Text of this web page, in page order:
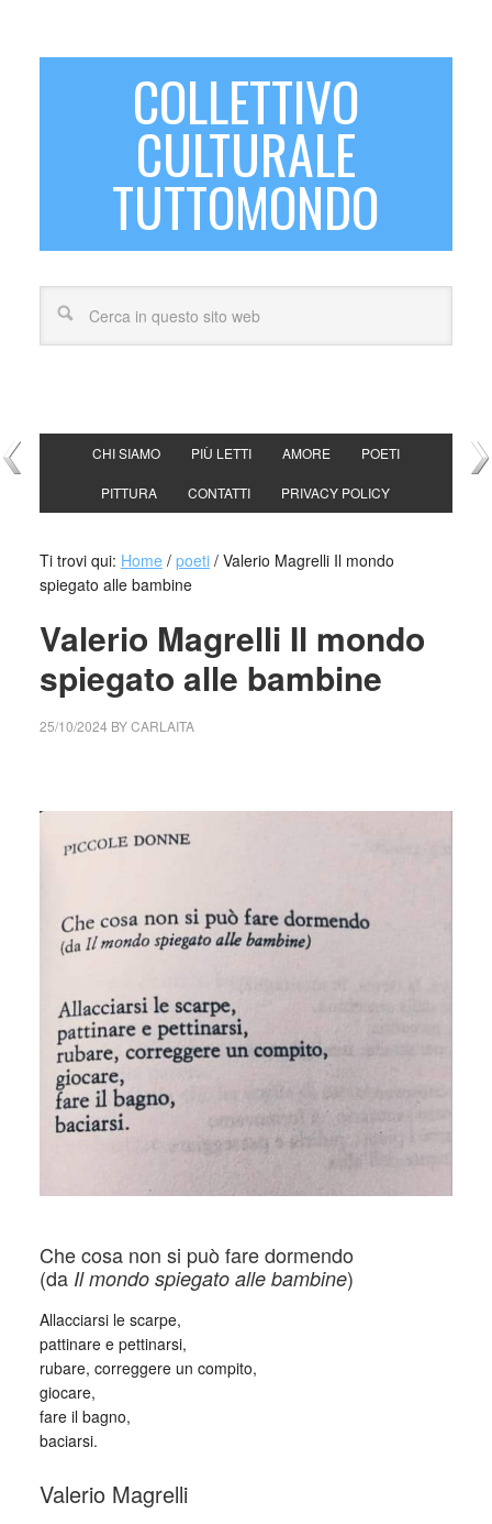
COLLETTIVO
CULTURALE
TUTTOMONDO
CHI SIAMO PIÙ LETTI AMORE POETI
PITTURA CONTATTI PRIVACY POLICY
Ti trovi qui: Home / poeti /Valerio Magrelli Il mondo
spiegato alle bambine
Valerio Magrelli Il mondo
spiegato alle bambine
25/10/2024 BYCARLAITA
Che cosa non si può fare dormendo
(da Il mondo spiegato alle bambine)
Allacciarsi le scarpe,
pattinare e pettinarsi,
rubare, correggere un compito,
giocare,
fare il bagno,
baciarsi.
Valerio Magrelli